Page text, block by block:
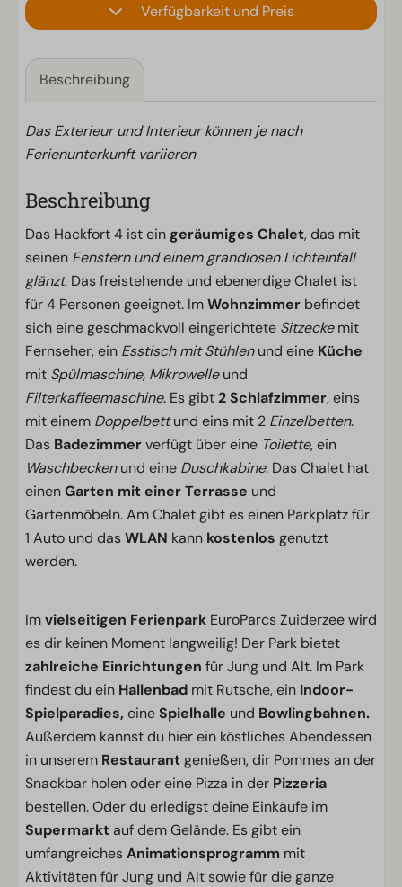
Verfügbarkeit und Preis
Beschreibung
Das Exterieur und Interieur können je nach
Ferienunterkunft variieren
Beschreibung
Das Hackfort 4 ist ein geräumiges Chalet, das mit
seinen Fenstern und einem grandiosen Lichteinfall
glänzt. Das freistehende und ebenerdige Chalet ist
für 4 Personen geeignet. ImWohnzimmer befindet
sich eine geschmackvoll eingerichtete Sitzeckemit
Fernseher, ein Esstisch mit Stühlenund eine Küche
mit Spülmaschine, Mikrowelleund
Filterkaffeemaschine. Es gibt2 Schlafzimmer, eins
mit einem Doppelbettund eins mit 2 Einzelbetten.
Das Badezimmerverfügt über eine Toilette, ein
Waschbeckenund eine Duschkabine. Das Chalet hat
einenGarten mit einer Terrasse und
Gartenmöbeln. Am Chalet gibt es einen Parkplatz für
1 Auto und dasWLAN kann kostenlos genutzt
werden.
Imvielseitigen Ferienpark EuroParcs Zuiderzee wird
es dir keinen Moment langweilig! Der Park bietet
zahlreiche Einrichtungen für Jung und Alt. Im Park
findest du ein Hallenbad mit Rutsche, ein Indoor-
Spielparadies, eine Spielhalle und Bowlingbahnen.
Außerdem kannst du hier ein köstliches Abendessen
in unserem Restaurantgenießen, dir Pommes an der
Snackbar holen oder eine Pizza in der Pizzeria
bestellen. Oder du erledigst deine Einkäufe im
Supermarktauf dem Gelände. Es gibt ein
umfangreichesAnimationsprogramm mit
Aktivitäten für Jung und Alt sowie für die ganze